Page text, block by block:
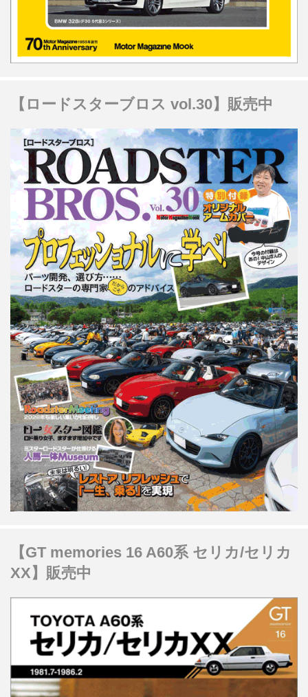
【ロードスターブロス vol.30】販売中
【GT memories 16 A60系 セリカ/セリカ
XX】販売中